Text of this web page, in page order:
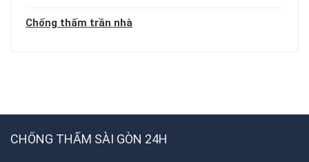
Chống thấm trần nhà
CHỐNG THẤM SÀI GÒN 24H